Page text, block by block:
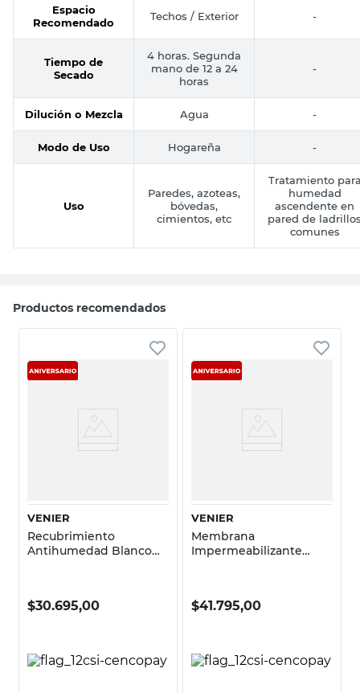
Espacio
Recomendado
Techos / Exterior -
Tiempo de
Secado
4 horas. Segunda
mano de 12 a 24
horas
-
Dilución o Mezcla Agua -
Modo de Uso Hogareña -
Uso
Paredes, azoteas,
bóvedas,
cimientos, etc
Tratamiento
humedad
ascendente en
pared de
comunes
Productos recomendados
VENIER
Recubrimiento
Antihumedad Blanco
$30.695,00
VENIER
Membrana
Impermeabilizante
$41.795,00